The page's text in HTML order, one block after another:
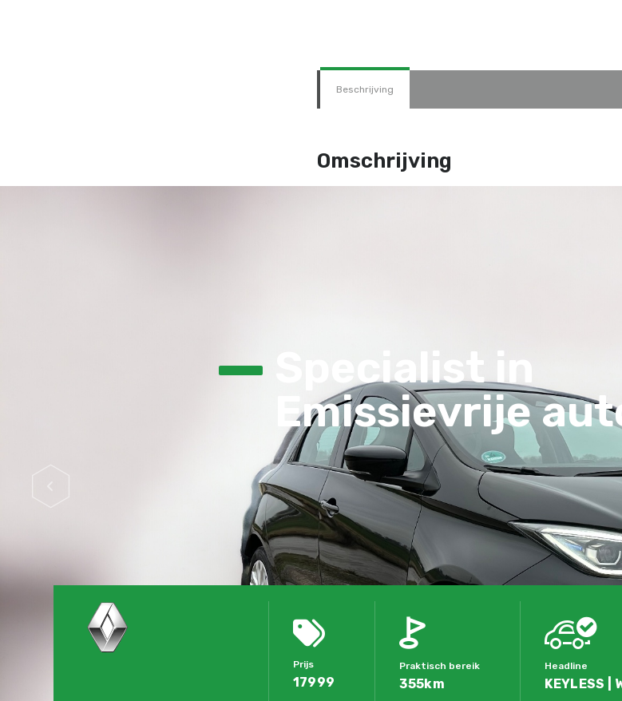
Beschrijving
Omschrijving
Specialist in
Emissievrije
Prijs
17999
Praktisch bereik
355km
Headline
KEYLESS |